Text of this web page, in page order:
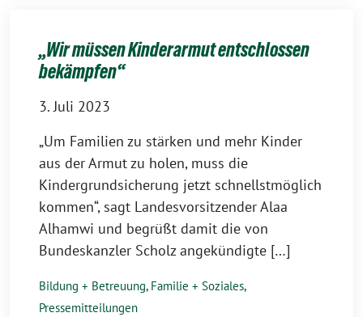
„Wir müssen Kinderarmut entschlossen
bekämpfen“
3. Juli 2023
„Um Familien zu stärken und mehr Kinder
aus der Armut zu holen, muss die
Kindergrundsicherung jetzt schnellstmöglich
kommen“, sagt Landesvorsitzender Alaa
Alhamwi und begrüßt damit die von
Bundeskanzler Scholz angekündigte […]
Bildung + Betreuung, Familie + Soziales,
Pressemitteilungen